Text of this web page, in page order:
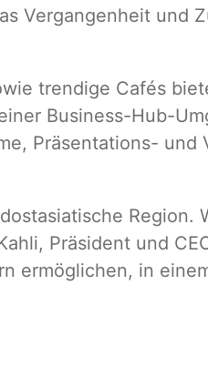
Vergangenheit und
trendige Cafés
Business-Hub-
Präsentations- und
Region.
Präsident und
ermöglichen, in